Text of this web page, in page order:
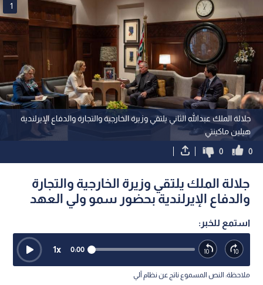
جلالة الملك عبدﷲ الثاني يلتقي وزيرة الخارجية والتجارة والدفاع الإيرلندية
هيلين ماكينتي
1
0
0
جلالة الملك يلتقي وزيرة الخارجية والتجارة
والدفاع الإيرلندية بحضور سمو ولي العهد
استمع للخبر:
0:00
1x
ملاحظة: النص المسموع ناتج عن نظام آلي